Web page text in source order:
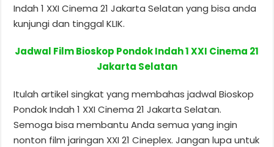
Indah 1 XXI Cinema 21 Jakarta Selatan yang bisa anda
kunjungi dan tinggal KLIK.
Jadwal Film Bioskop Pondok Indah 1 XXI Cinema 21
Jakarta Selatan
Itulah artikel singkat yang membahas jadwal Bioskop
Pondok Indah 1 XXI Cinema 21 Jakarta Selatan.
Semoga bisa membantu Anda semua yang ingin
nonton film jaringan XXI 21 Cineplex. Jangan lupa untuk